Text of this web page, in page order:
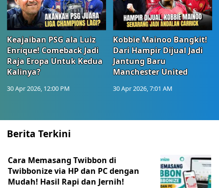
Keajaiban PSG ala Luiz
Enrique! Comeback Jadi
Raja Eropa Untuk Kedua
Kalinya?
30 Apr 2026, 12:00 PM
Kobbie Mainoo Bangkit!
Dari Hampir Dijual Jadi
Jantung Baru
Manchester United
30 Apr 2026, 7:01 AM
Berita Terkini
Cara Memasang Twibbon di
Twibbonize via HP dan PC dengan
Mudah! Hasil Rapi dan Jernih!